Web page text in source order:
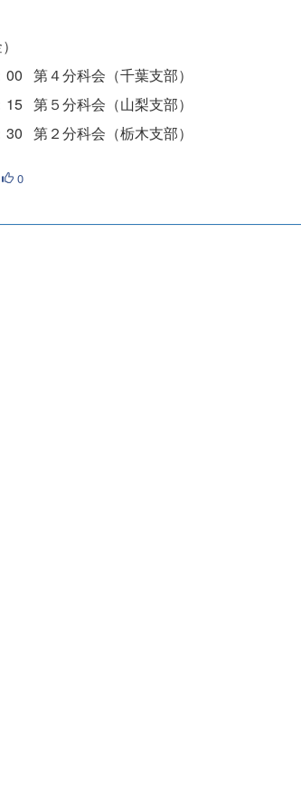
00 第４分科会（千葉支部）
15 第５分科会（山梨支部）
30 第２分科会（栃木支部）
0